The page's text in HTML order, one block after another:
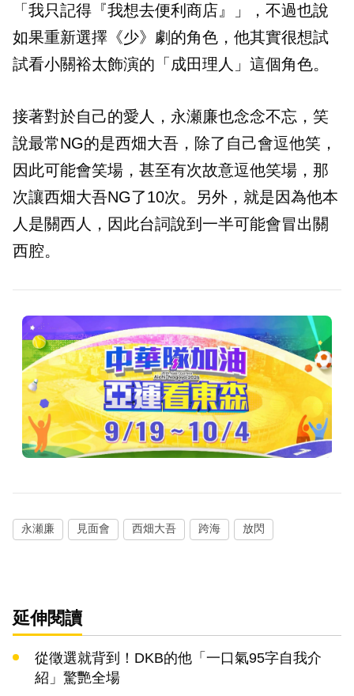
「我只記得『我想去便利商店』」，不過也說
如果重新選擇《少》劇的角色，他其實很想試
試看小關裕太飾演的「成田理人」這個角色。
接著對於自己的愛人，永瀬廉也念念不忘，笑
說最常NG的是西畑大吾，除了自己會逗他笑，
因此可能會笑場，甚至有次故意逗他笑場，那
次讓西畑大吾NG了10次。另外，就是因為他本
人是關西人，因此台詞說到一半可能會冒出關
西腔。
永瀬廉 見面會 西畑大吾 跨海 放閃
延伸閱讀
從徵選就背到！DKB的他「一口氣95字自我介
紹」驚艷全場